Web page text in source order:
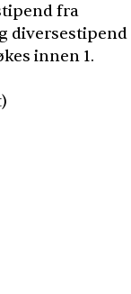
fra
diversestipend
innen 1.